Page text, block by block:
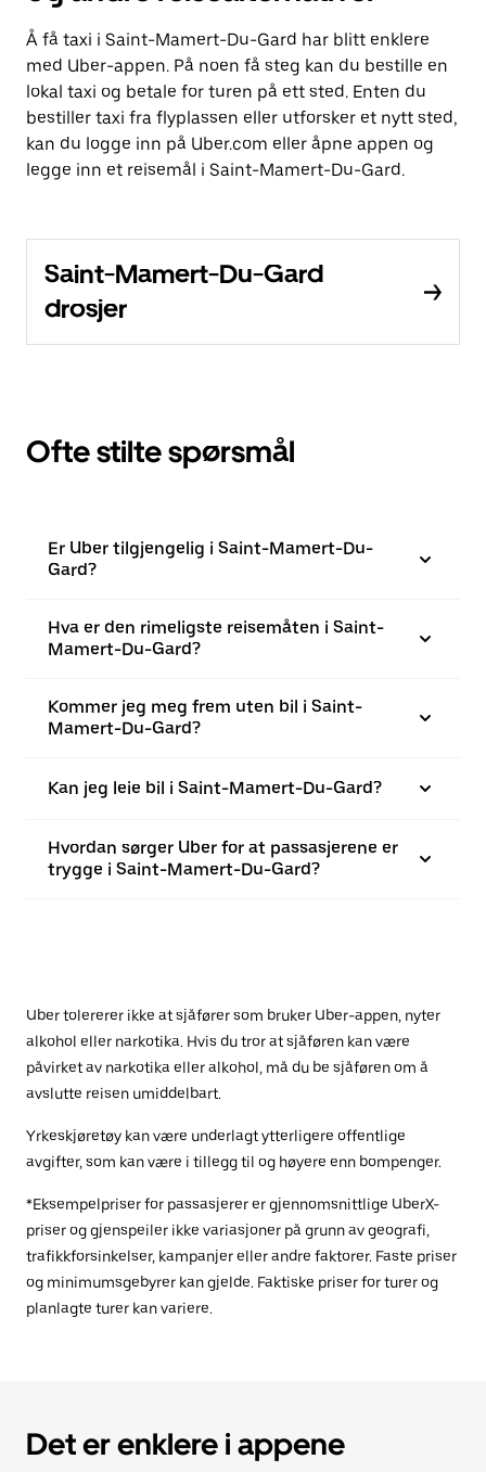
Å få taxi i Saint-Mamert-Du-Gard har blitt enklere
med Uber-appen. På noen få steg kan du bestille en
lokal taxi og betale for turen på ett sted. Enten du
bestiller taxi fra flyplassen eller utforsker et nytt sted,
kan du logge inn på Uber.com eller åpne appen og
legge inn et reisemål i Saint-Mamert-Du-Gard.
Saint-Mamert-Du-Gard
drosjer
Ofte stilte spørsmål
Er Uber tilgjengelig i Saint-Mamert-Du-
Gard?
Hva er den rimeligste reisemåten i Saint-
Mamert-Du-Gard?
Kommer jeg meg frem uten bil i Saint-
Mamert-Du-Gard?
Kan jeg leie bil i Saint-Mamert-Du-Gard?
Hvordan sørger Uber for at passasjerene er
trygge i Saint-Mamert-Du-Gard?
Uber tolererer ikke at sjåfører som bruker Uber-appen, nyter
alkohol eller narkotika. Hvis du tror at sjåføren kan være
påvirket av narkotika eller alkohol, må du be sjåføren om å
avslutte reisen umiddelbart.
Yrkeskjøretøy kan være underlagt ytterligere offentlige
avgifter, som kan være i tillegg til og høyere enn bompenger.
*Eksempelpriser for passasjerer er gjennomsnittlige UberX-
priser og gjenspeiler ikke variasjoner på grunn av geografi,
trafikkforsinkelser, kampanjer eller andre faktorer. Faste priser
og minimumsgebyrer kan gjelde. Faktiske priser for turer og
planlagte turer kan variere.
Det er enklere i appene